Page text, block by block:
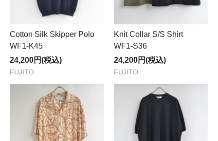
Cotton Silk Skipper Polo
WF1-K45
24,200円(税込)
FUJITO
Knit Collar S/S Shirt
WF1-S36
24,200円(税込)
FUJITO